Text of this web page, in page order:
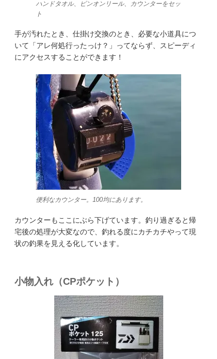
ハンドタオル、ピンオンリール、カウンターをセッ
ト
手が汚れたとき、仕掛け交換のとき、必要な小道具につ
いて「アレ何処行ったっけ？」ってならず、スピーディ
にアクセスすることができます！
便利なカウンター。100均にあります。
カウンターもここにぶら下げています。釣り過ぎると帰
宅後の処理が大変なので、釣れる度にカチカチやって現
状の釣果を見える化しています。
小物入れ（CPポケット）